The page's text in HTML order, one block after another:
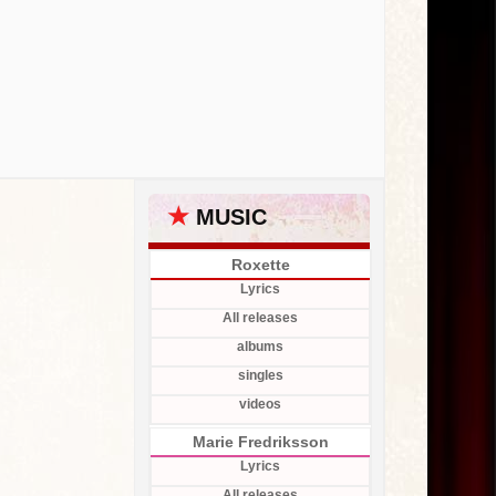
★ MUSIC
Roxette
Lyrics
All releases
albums
singles
videos
Marie Fredriksson
Lyrics